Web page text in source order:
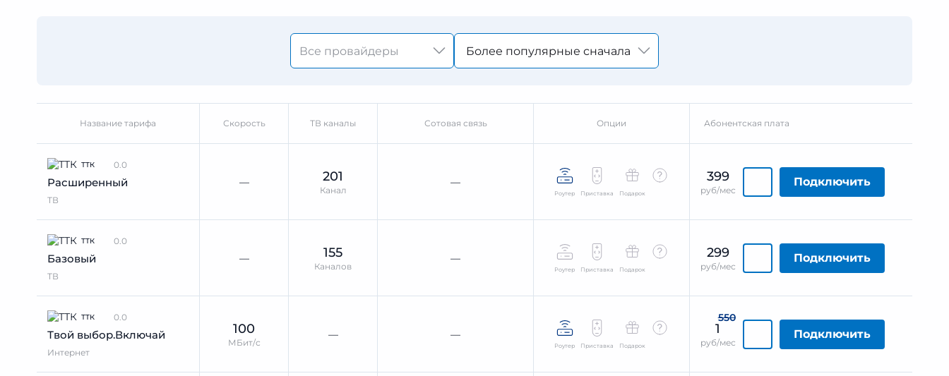
Более популярные сначала
Название тарифа Скорость ТВ каналы Сотовая связь Опции Абонентская плата
ТТК 0.0
Расширенный
ТВ
— 201
Канал
—
Роутер Приставка Подарок
399
руб/мес
Подключить
ТТК 0.0
Базовый
ТВ
— 155
Каналов
—
Роутер Приставка Подарок
299
руб/мес
Подключить
ТТК 0.0
Твой выбор.Включай
Интернет
100
МБит/с
— —
Роутер Приставка Подарок
550
1
руб/мес
Подключить